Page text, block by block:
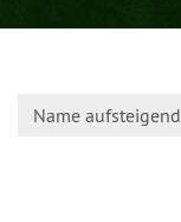
Name aufsteigend